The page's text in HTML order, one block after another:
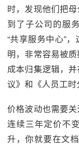
时，发现他们把
到了子公司的服
“共享服务中心”
明，非常容易被
成本归集逻辑，
议》和《人员工时
价格波动也需要
连续三年定价不
升，你就要在文